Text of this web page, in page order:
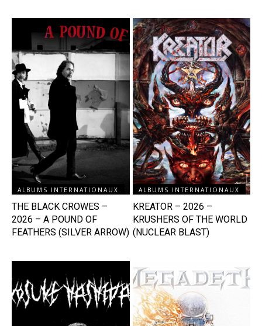
ALBUMS INTERNATIONAUX
THE BLACK CROWES –
2026 – A POUND OF
FEATHERS (SILVER ARROW)
ALBUMS INTERNATIONAUX
KREATOR – 2026 –
KRUSHERS OF THE WORLD
(NUCLEAR BLAST)